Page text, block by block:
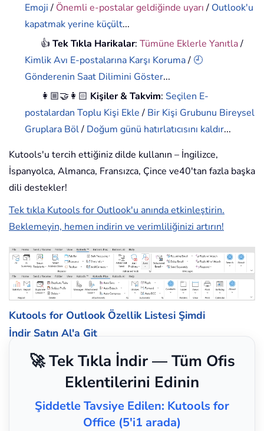
Emoji/ Önemli e-postalar geldiğinde uyarı/ Outlook'u
kapatmak yerine küçült...
👍Tek Tıkla Harikalar:Tümüne Eklerle Yanıtla/
Kimlik Avı E-postalarına Karşı Koruma/ 🕘
Gönderenin Saat Dilimini Göster...
👩🏼‍🤝‍👩🏻 Kişiler & Takvim: Seçilen E-
postalardan Toplu Kişi Ekle/ Bir Kişi Grubunu Bireysel
Gruplara Böl/ Doğum günü hatırlatıcısını kaldır...
Kutools'u tercih ettiğiniz dilde kullanın – İngilizce,
İspanyolca, Almanca, Fransızca, Çince ve40'tan fazla başka
dili destekler!
Tek tıkla Kutools for Outlook'u anında etkinleştirin.
Beklemeyin, hemen indirin ve verimliliğinizi artırın!
Kutools for Outlook Özellik Listesi Şimdi
İndir Satın Al'a Git
🚀 Tek Tıkla İndir — Tüm Ofis
Eklentilerini Edinin
Şiddetle Tavsiye Edilen: Kutools for
Office (5'i1 arada)